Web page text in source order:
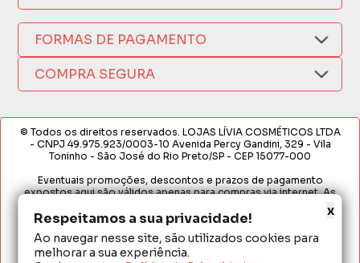
Respeitamos a sua privacidade!
Ao navegar nesse site, são utilizados cookies para
melhorar a sua experiência.
x
Nossas Lojas
Política de Privacidade
Formas de Pagamento
Fretes e Entregas
Fabricantes
Termos de Compra e Venda
(17) 3209-9595
sacweb@lojaslivia.com.br
FORMAS DE PAGAMENTO
COMPRA SEGURA
© Todos os direitos reservados. LOJAS LÍVIA COSMÉTICOS LTDA
- CNPJ 49.975.923/0003-10 Avenida Percy Gandini, 329 - Vila
Toninho - São José do Rio Preto/SP - CEP 15077-000
Eventuais promoções, descontos e prazos de pagamento
expostos aqui são válidos apenas para compras via internet. As
Loja. É proibida a utilização total ou parcial sem nossa autorização.
Em caso de divergência de preços no site, o valor válido é o do
Carrinho de Compras. Preços e condições de pagamento